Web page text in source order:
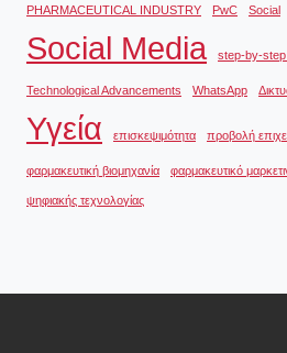
PHARMACEUTICAL INDUSTRY PwC Social
Social Media step-by-
Technological Advancements WhatsApp
Υγεία επισκεψιμότητα προβολή
φαρμακευτική βιομηχανία φαρμακευτικό
ψηφιακής τεχνολογίας